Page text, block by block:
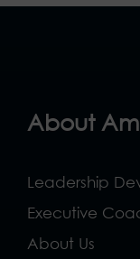
About
Leadership
Executive
About Us